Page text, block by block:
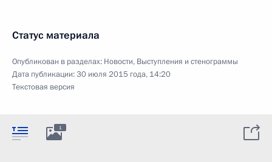
Статус материала
Опубликован в разделах: Новости, Выступления и стенограммы
Дата публикации:30 июля 2015 года, 14:20
Текстовая версия
1